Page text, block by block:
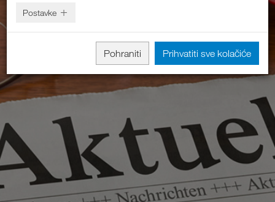
Postavke
Pohraniti Prihvatiti sve kolačiće